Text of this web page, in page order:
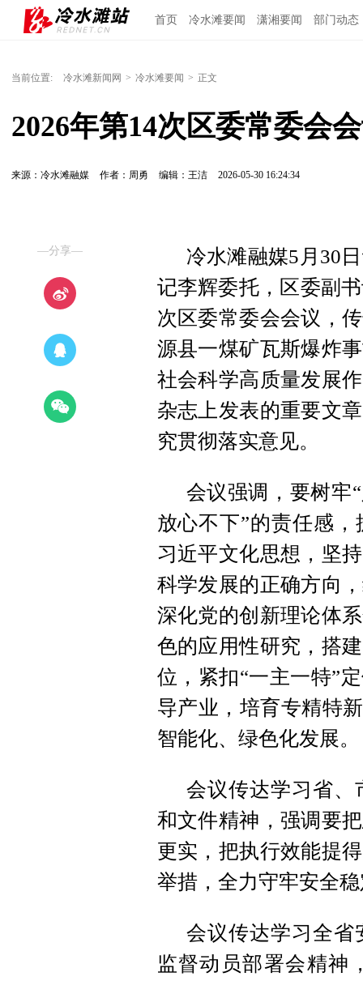
首页 冷水滩要闻 潇湘要闻 部门动态
当前位置: 冷水滩新闻网 > 冷水滩要闻 > 正文
2026年第14次区委常委会
来源：冷水滩融媒 作者：周勇 编辑：王洁 2026-05-30 16:24:34
—分享—
冷水滩融媒5月30
记李辉委托，区委副
次区委常委会会议，
源县一煤矿瓦斯爆炸
社会科学高质量发展
杂志上发表的重要文
究贯彻落实意见。
会议强调，要树牢
放心不下”的责任感
习近平文化思想，坚
科学发展的正确方向
深化党的创新理论体
色的应用性研究，搭
位，紧扣“一主一特”
导产业，培育专精特
智能化、绿色化发展。
会议传达学习省、
和文件精神，强调要
更实，把执行效能提
举措，全力守牢安全
会议传达学习全省
监督动员部署会精神